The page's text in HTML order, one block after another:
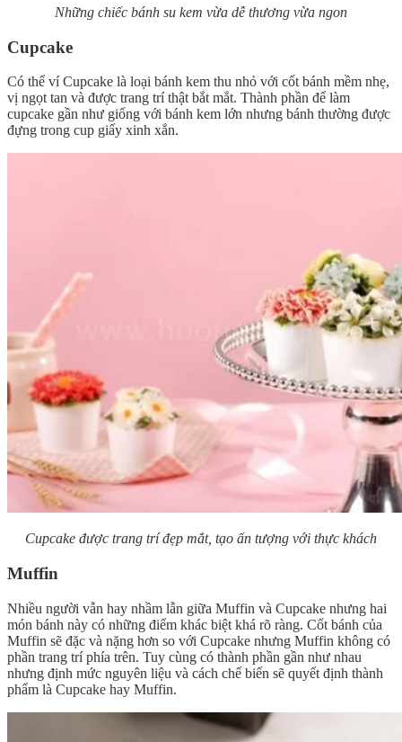
Những chiếc bánh su kem vừa dễ thương vừa ngon
Cupcake
Có thể ví Cupcake là loại bánh kem thu nhỏ với cốt bánh mềm nhẹ,
vị ngọt tan và được trang trí thật bắt mắt. Thành phần để làm
cupcake gần như giống với bánh kem lớn nhưng bánh thường được
đựng trong cup giấy xinh xắn.
Cupcake được trang trí đẹp mắt, tạo ấn tượng với thực khách
Muffin
Nhiều người vẫn hay nhầm lẫn giữa Muffin và Cupcake nhưng hai
món bánh này có những điểm khác biệt khá rõ ràng. Cốt bánh của
Muffin sẽ đặc và nặng hơn so với Cupcake nhưng Muffin không có
phần trang trí phía trên. Tuy cùng có thành phần gần như nhau
nhưng định mức nguyên liệu và cách chế biến sẽ quyết định thành
phẩm là Cupcake hay Muffin.